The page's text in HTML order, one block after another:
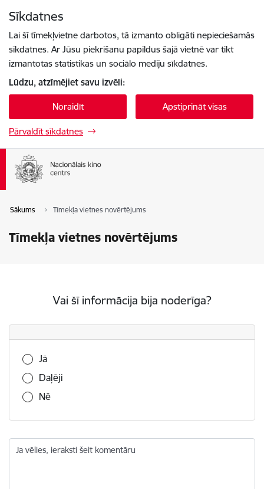
Sīkdatnes
Lai šī tīmekļvietne darbotos, tā izmanto obligāti nepieciešamās
sīkdatnes. Ar Jūsu piekrišanu papildus šajā vietnē var tikt
izmantotas statistikas un sociālo mediju sīkdatnes.
Lūdzu, atzīmējiet savu izvēli:
Noraidīt Apstiprināt visas
Pārvaldīt sīkdatnes
Sākums Tīmekļa vietnes novērtējums
Tīmekļa vietnes novērtējums
Vai šī informācija bija noderīga?
Vai šī informācija bija noderīga?
Jā
Daļēji
Nē
Ja vēlies, ieraksti šeit komentāru